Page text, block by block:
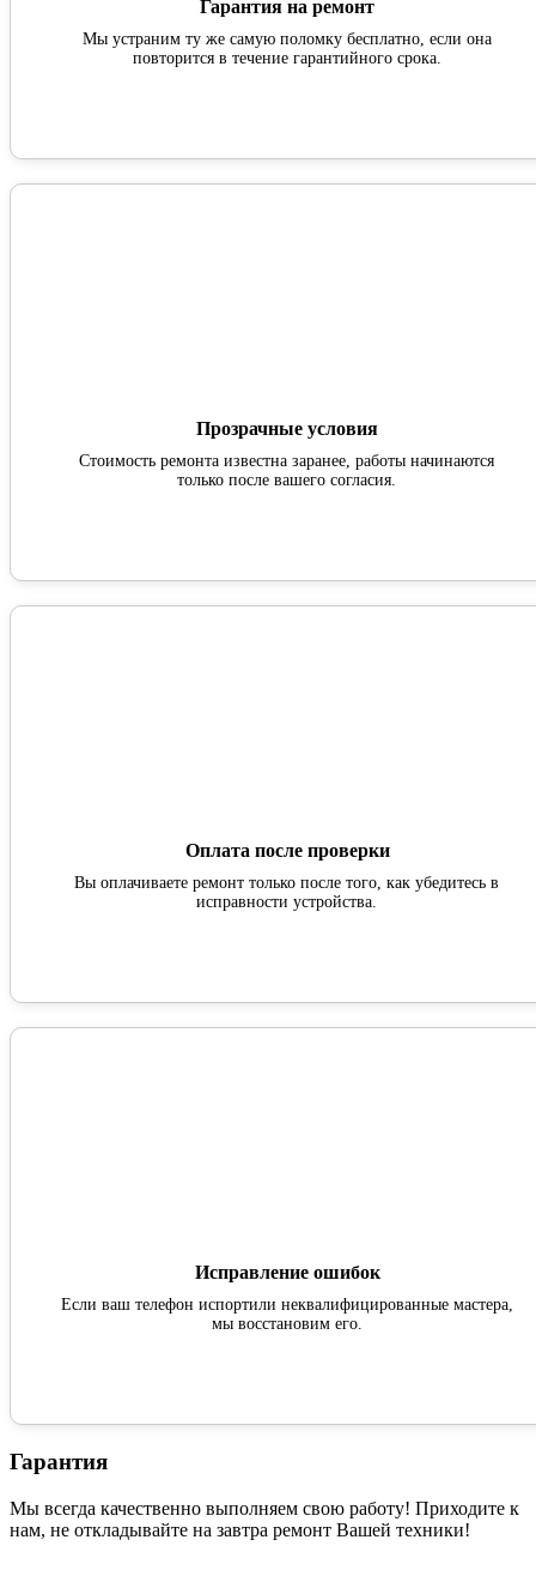
Гарантия на ремонт
Мы устраним ту же самую поломку бесплатно, если она
повторится в течение гарантийного срока.
Прозрачные условия
Стоимость ремонта известна заранее, работы начинаются
только после вашего согласия.
Оплата после проверки
Вы оплачиваете ремонт только после того, как убедитесь в
исправности устройства.
Исправление ошибок
Если ваш телефон испортили неквалифицированные мастера,
мы восстановим его.
Гарантия
Мы всегда качественно выполняем свою работу! Приходите к
нам, не откладывайте на завтра ремонт Вашей техники!